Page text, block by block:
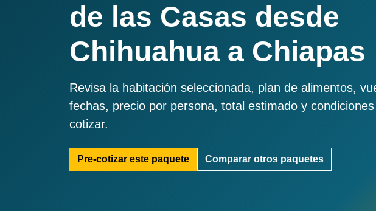
de las Casas desde
Chihuahua a Chiapas
Revisa la habitación seleccionada, plan de alimentos,
fechas, precio por persona, total estimado y
cotizar.
Pre-cotizar este paquete Comparar otros paquetes